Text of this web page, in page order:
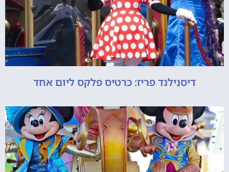
דיסנילנד פריז: כרטיס פלקס ליום אחד